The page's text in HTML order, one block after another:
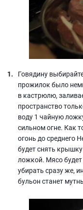
Говядину
прожилок было
в кастрюлю,
пространство
воду 1 чайную
сильном огне. Как
огонь до среднего
будет снять
ложкой. Мясо будет
убирать сразу же,
бульон станет